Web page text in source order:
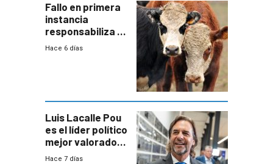
Fallo en primera
instancia
responsabiliza al
Estado por falta
Hace 6 días
Luis Lacalle Pou
es el líder político
mejor valorado
del país, según
Hace 7 días